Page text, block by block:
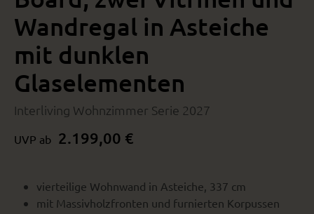
Wandregal in Asteiche
mit dunklen
Glaselementen
Interliving Wohnzimmer Serie 2027
UVP ab 2.199,00 €
vierteilige Wohnwand in Asteiche, 337 cm
mit Massivholzfronten und furnierten Korpussen